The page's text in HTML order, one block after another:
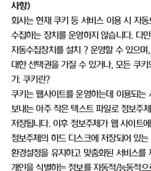
사항)
회사는 현재 쿠키 등 서비스 이용 시 자
수집하는 장치를 운영하지 않습니다. 다
자동수집장치를 설치 ？ 운영할 수 있으며,
대한 선택권을 가질 수 있거나, 모든 쿠
가.쿠키란?
쿠키는 웹사이트를 운영하는데 이용되는
보내는 아주 작은 텍스트 파일로 정보주
저장됩니다. 이후 정보주체가 웹 사이트
정보주체의 하드 디스크에 저장되어 있
환경설정을 유지하고 맞춤화된 서비스를
개인을 식별하는 정보를 자동적/능동적으